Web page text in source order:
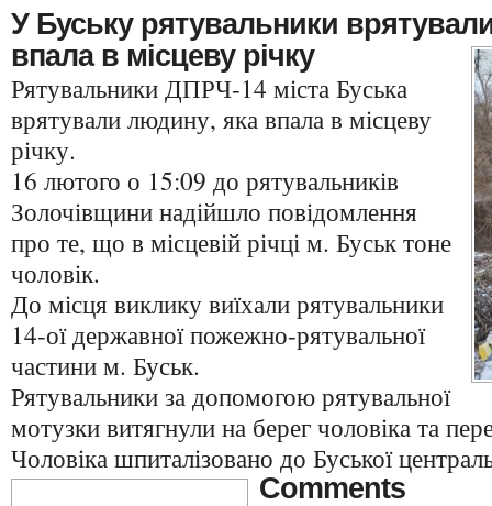
У Буську рятувальники
впала в місцеву річку
Рятувальники ДПРЧ-14 міста Буська
врятували людину, яка впала в місцеву
річку.
16 лютого о 15:09 до рятувальників
Золочівщини надійшло повідомлення
про те, що в місцевій річці м. Буськ тоне
чоловік.
До місця виклику виїхали рятувальники
14-ої державної пожежно-рятувальної
частини м. Буськ.
Рятувальники за допомогою рятувальної
мотузки витягнули на берег чоловіка та
Чоловіка шпиталізовано до Буської
Comments